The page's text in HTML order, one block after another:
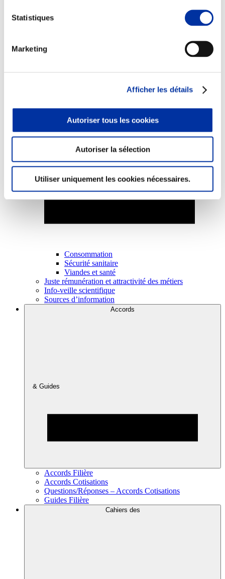
Statistiques
Marketing
Afficher les détails
Autoriser tous les cookies
Autoriser la sélection
Utiliser uniquement les cookies nécessaires.
Alimentation de qualité, raisonnée et durable
Consommation
Sécurité sanitaire
Viandes et santé
Juste rémunération et attractivité des métiers
Info-veille scientifique
Sources d’information
Accords
& Guides
Accords Filière
Accords Cotisations
Questions/Réponses – Accords Cotisations
Guides Filière
Cahiers des